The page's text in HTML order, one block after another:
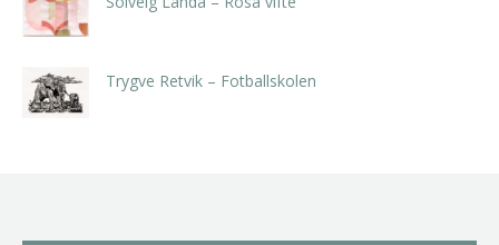
Trygve Retvik – Fotballskolen